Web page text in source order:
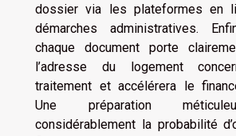
dossier via les plateformes en
démarches administratives.
chaque document porte
l’adresse du logement
traitement et accélérera le
Une préparation
considérablement la probabilité